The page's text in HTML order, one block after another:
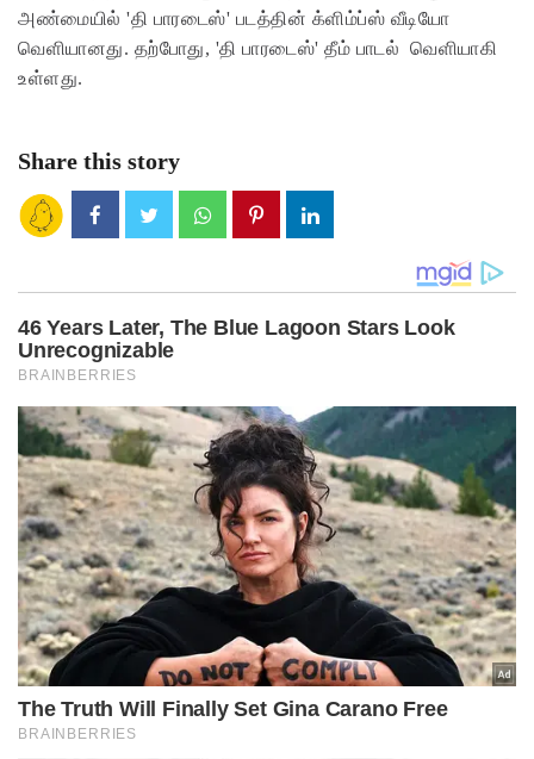
அண்மையில் 'தி பாரடைஸ்' படத்தின் க்ளிம்ப்ஸ் வீடியோ
வெளியானது. தற்போது, 'தி பாரடைஸ்' தீம் பாடல் வெளியாகி
உள்ளது.
Share this story